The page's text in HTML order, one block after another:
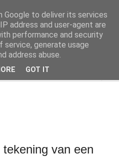
do it here.
van een
Google to deliver its services
address and user-agent are
performance and security
generate usage
address abuse.
GOT IT